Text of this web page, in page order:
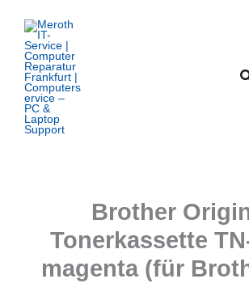
Inhalt
springen
Brother
Tonerkassette
magenta (für